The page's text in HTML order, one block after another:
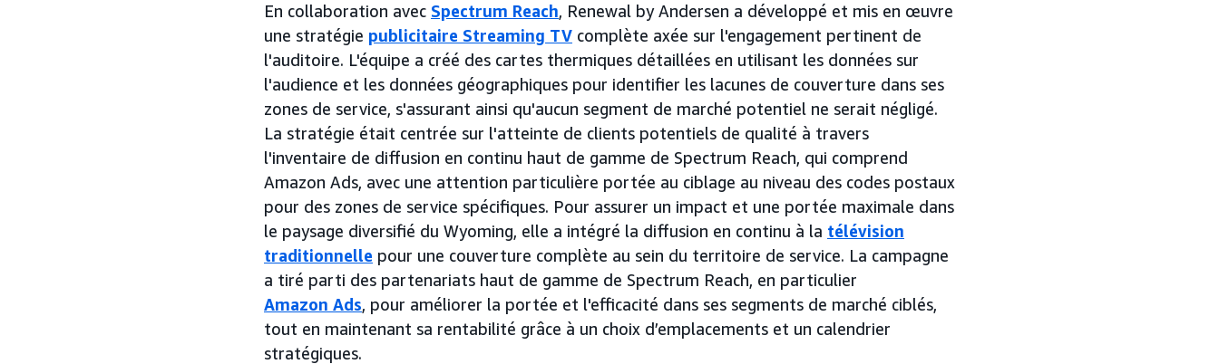
En collaboration avec Spectrum Reach, Renewal by Andersen a développé et mis en œuvre
une stratégie publicitaire Streaming TV complète axée sur l'engagement pertinent de
l'auditoire. L'équipe a créé des cartes thermiques détaillées en utilisant les données sur
l'audience et les données géographiques pour identifier les lacunes de couverture dans ses
zones de service, s'assurant ainsi qu'aucun segment de marché potentiel ne serait négligé.
La stratégie était centrée sur l'atteinte de clients potentiels de qualité à travers
l'inventaire de diffusion en continu haut de gamme de Spectrum Reach, qui comprend
Amazon Ads, avec une attention particulière portée au ciblage au niveau des codes postaux
pour des zones de service spécifiques. Pour assurer un impact et une portée maximale dans
le paysage diversifié du Wyoming, elle a intégré la diffusion en continu à la télévision
traditionnelle pour une couverture complète au sein du territoire de service. La campagne
a tiré parti des partenariats haut de gamme de Spectrum Reach, en particulier
Amazon Ads, pour améliorer la portée et l'efficacité dans ses segments de marché ciblés,
tout en maintenant sa rentabilité grâce à un choix d’emplacements et un calendrier
stratégiques.